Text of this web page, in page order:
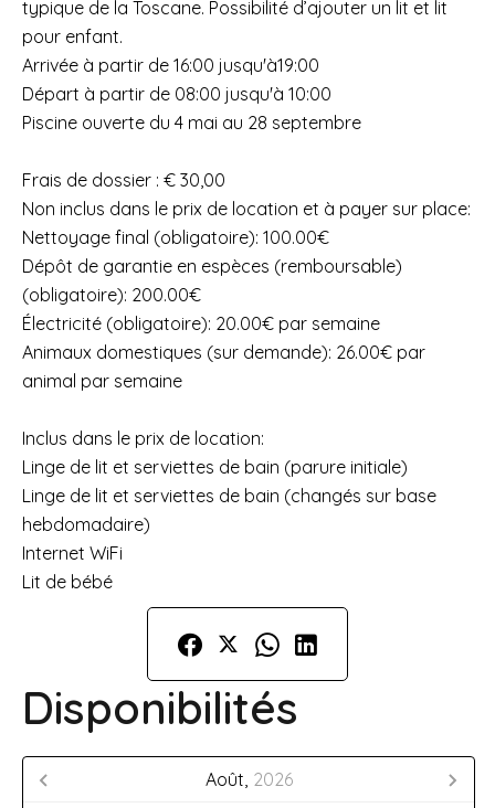
typique de la Toscane. Possibilité d’ajouter un lit et lit
pour enfant.
Arrivée à partir de 16:00 jusqu'à19:00
Départ à partir de 08:00 jusqu'à 10:00
Piscine ouverte du 4 mai au 28 septembre
Frais de dossier : € 30,00
Non inclus dans le prix de location et à payer sur place:
Nettoyage final (obligatoire): 100.00€
Dépôt de garantie en espèces (remboursable)
(obligatoire): 200.00€
Électricité (obligatoire): 20.00€ par semaine
Animaux domestiques (sur demande): 26.00€ par
animal par semaine
Inclus dans le prix de location:
Linge de lit et serviettes de bain (parure initiale)
Linge de lit et serviettes de bain (changés sur base
hebdomadaire)
Internet WiFi
Lit de bébé
Disponibilités
Août, 2026